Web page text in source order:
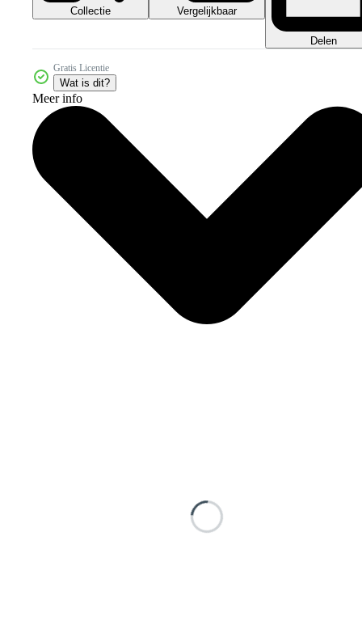
Collectie Vergelijkbaar
Delen
Gratis Licentie
Wat is dit?
Meer info